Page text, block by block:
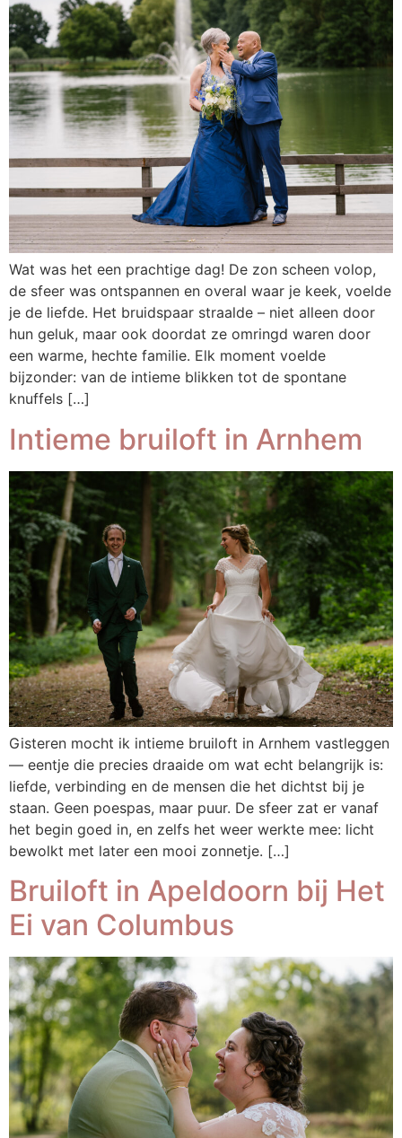
Wat was het een prachtige dag! De zon scheen volop,
de sfeer was ontspannen en overal waar je keek, voelde
je de liefde. Het bruidspaar straalde – niet alleen door
hun geluk, maar ook doordat ze omringd waren door
een warme, hechte familie. Elk moment voelde
bijzonder: van de intieme blikken tot de spontane
knuffels […]
Intieme bruiloft in Arnhem
Gisteren mocht ik intieme bruiloft in Arnhem vastleggen
— eentje die precies draaide om wat echt belangrijk is:
liefde, verbinding en de mensen die het dichtst bij je
staan. Geen poespas, maar puur. De sfeer zat er vanaf
het begin goed in, en zelfs het weer werkte mee: licht
bewolkt met later een mooi zonnetje. […]
Bruiloft in Apeldoorn bij Het
Ei van Columbus